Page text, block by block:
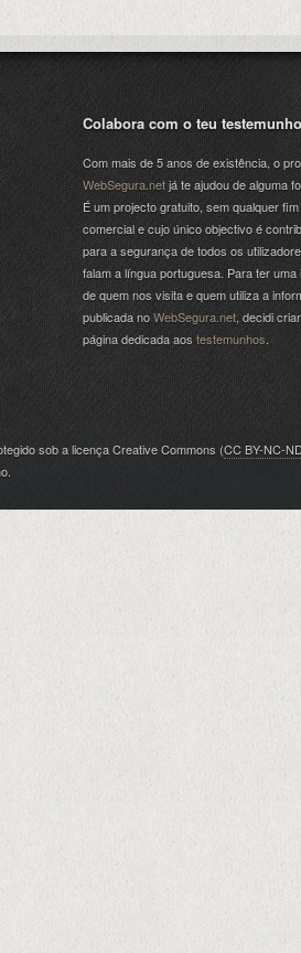
Colabora com o teu testemunho
Com mais de 5 anos de existência, o
WebSegura.netjá te ajudou de alguma
É um projecto gratuito, sem qualquer fim
comercial e cujo único objectivo é
para a segurança de todos os
falam a língua portuguesa. Para ter uma
de quem nos visita e quem utiliza a
publicada noWebSegura.net , decidi
página dedicada aos testemunhos
sob a licença Creative Commons (CC BY-NC-